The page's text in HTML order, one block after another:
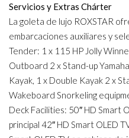
Servicios y Extras Chárter
La goleta de lujo ROXSTAR
embarcaciones auxiliares y
Tender: 1 x 115 HP Jolly
Outboard 2 x Stand-up
Kayak, 1 x Double Kayak 2 x
Wakeboard Snorkeling
Deck Facilities: 50″ HD Smart
principal 42″ HD Smart OLED